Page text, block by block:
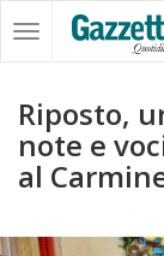
Riposto,
note e
al